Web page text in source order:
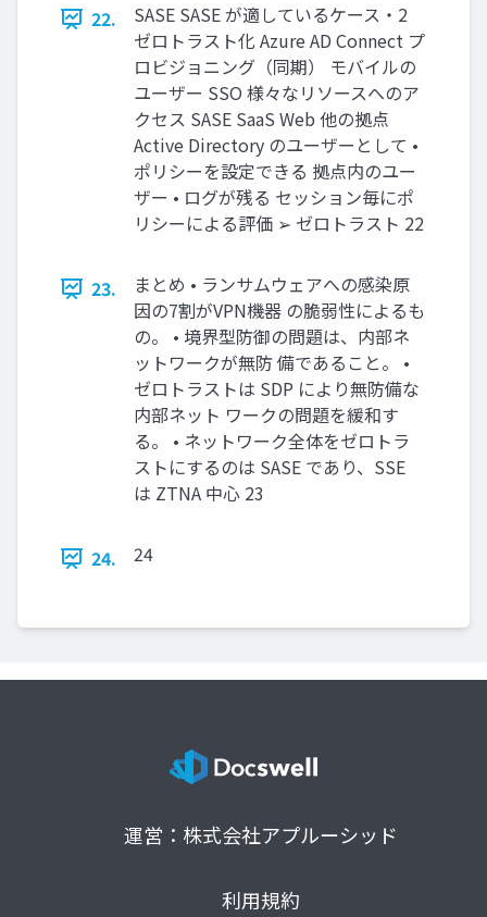
22.
SASE SASE が適しているケース・2
ゼロトラスト化 Azure AD Connect プ
ロビジョニング（同期） モバイルの
ユーザー SSO 様々なリソースへのア
クセス SASE SaaS Web 他の拠点
Active Directory のユーザーとして •
ポリシーを設定できる 拠点内のユー
ザー • ログが残る セッション毎にポ
リシーによる評価 ➢ ゼロトラスト 22
23.
まとめ • ランサムウェアへの感染原
因の7割がVPN機器 の脆弱性によるも
の。 • 境界型防御の問題は、内部ネ
ットワークが無防 備であること。 •
ゼロトラストは SDP により無防備な
内部ネット ワークの問題を緩和す
る。 • ネットワーク全体をゼロトラ
ストにするのは SASE であり、SSE
は ZTNA 中心 23
24. 24
運営：株式会社アプルーシッド
利用規約